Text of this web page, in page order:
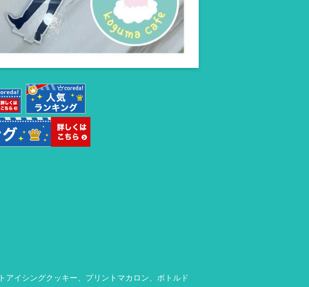
イシングクッキー、プリントマカロン、ボトルド